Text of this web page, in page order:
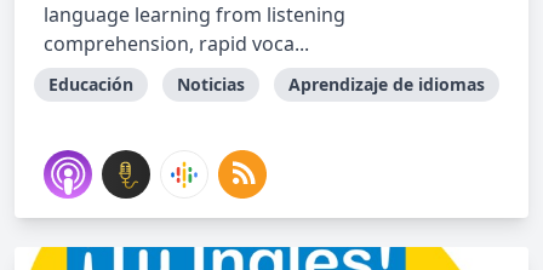
language learning from listening
comprehension, rapid voca...
Educación Noticias Aprendizaje de idiomas